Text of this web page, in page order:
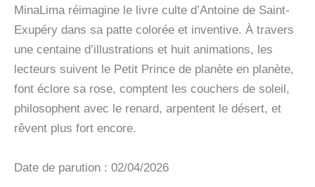
MinaLima réimagine le livre culte d’Antoine de Saint-
Exupéry dans sa patte colorée et inventive. À travers
une centaine d’illustrations et huit animations, les
lecteurs suivent le Petit Prince de planète en planète,
font éclore sa rose, comptent les couchers de soleil,
philosophent avec le renard, arpentent le désert, et
rêvent plus fort encore.
Date de parution : 02/04/2026